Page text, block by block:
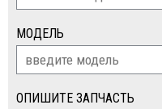
МОДЕЛЬ
ОПИШИТЕ ЗАПЧАСТЬ